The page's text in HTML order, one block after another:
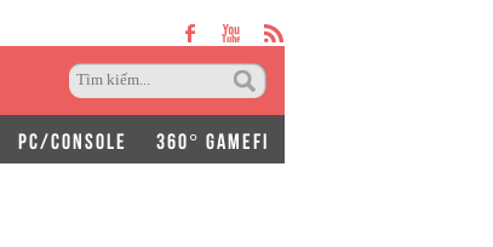
PC/CONSOLE 360° GAMEFI